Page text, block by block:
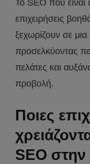
Το SEO που είναι
επιχειρήσεις
ξεχωρίζουν σε
προσελκύοντας
πελάτες και
προβολή.
Ποιες
SEO στην